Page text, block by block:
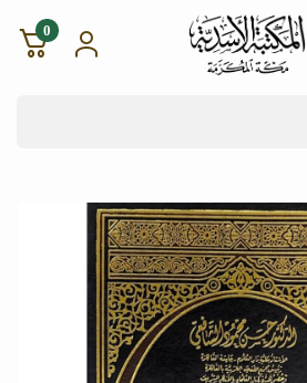
شركة المكتبة الأسدية للنشر
0